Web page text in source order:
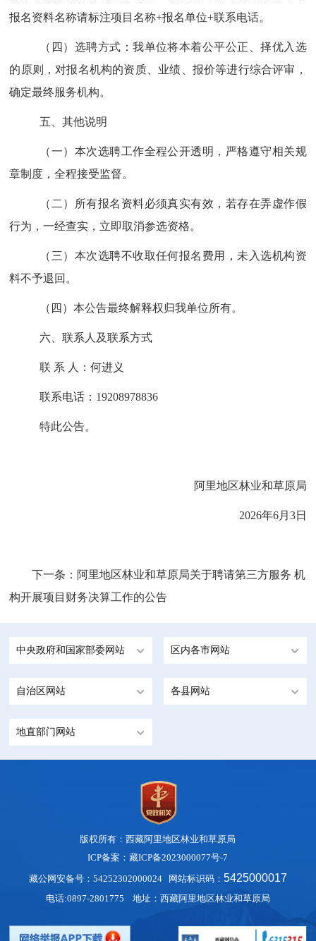
报名资料名称请标注项目名称+报名单位+联系电话。
（四）选聘方式：我单位将本着公平公正、择优入选
的原则，对报名机构的资质、业绩、报价等进行综合评审，
确定最终服务机构。
五、其他说明
（一）本次选聘工作全程公开透明，严格遵守相关规
章制度，全程接受监督。
（二）所有报名资料必须真实有效，若存在弄虚作假
行为，一经查实，立即取消参选资格。
（三）本次选聘不收取任何报名费用，未入选机构资
料不予退回。
（四）本公告最终解释权归我单位所有。
六、联系人及联系方式
联 系 人：何进义
联系电话： 19208978836
特此公告。
阿里地区林业和草原局
2026年6月 3日
下一条： 阿里地区林业和草原局关于聘请第三方服务 机
构开展项目财务决算工作的公告
中央政府和国家部委网站 区内各市网站
自治区网站 各县网站
地直部门网站
版权所有：西藏阿里地区林业和草原局
ICP备案：藏ICP备2023000077号-7
藏公网安备号：54252302000024
网站标识码： 5425000017
电话:0897-2801775 地址：西藏阿里地区林业和草原局